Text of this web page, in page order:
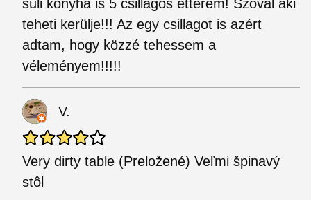
suli konyha is 5 csillagos étterem! Szóval aki
teheti kerülje!!! Az egy csillagot is azért
adtam, hogy közzé tehessem a
véleményem!!!!!
V.
Very dirty table (Preložené) Veľmi špinavý
stôl